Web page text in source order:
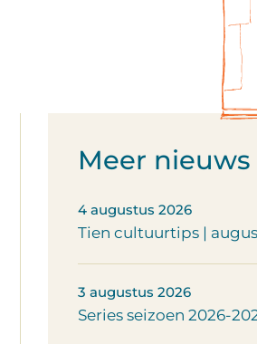
Meer nieuws
4 augustus 2026
Tien cultuurtips |
3 augustus 2026
Series seizoen 2026-